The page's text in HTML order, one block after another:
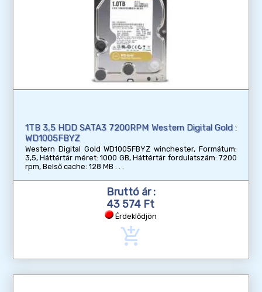
1TB 3,5 HDD SATA3 7200RPM Western Digital Gold :
WD1005FBYZ
Western Digital Gold WD1005FBYZ winchester, Formátum:
3,5, Háttértár méret: 1000 GB, Háttértár fordulatszám: 7200
rpm, Belső cache: 128 MB
Bruttó ár :
43 574 Ft
Érdeklődjön
add_shopping_cart